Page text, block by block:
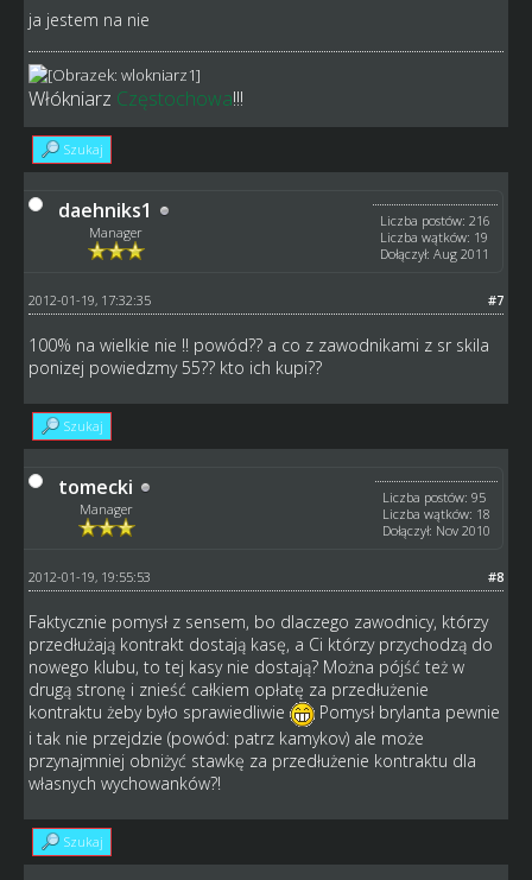
ja jestem na nie
Włókniarz Częstochowa!!!
Szukaj
daehniks1
Manager
Liczba postów: 216
Liczba wątków: 19
Dołączył: Aug 2011
#7
2012-01-19, 17:32:35
100% na wielkie nie !! powód?? a co z zawodnikami z sr skila
ponizej powiedzmy 55?? kto ich kupi??
Szukaj
tomecki
Manager
Liczba postów: 95
Liczba wątków: 18
Dołączył: Nov 2010
#8
2012-01-19, 19:55:53
Faktycznie pomysł z sensem, bo dlaczego zawodnicy, którzy
przedłużają kontrakt dostają kasę, a Ci którzy przychodzą do
nowego klubu, to tej kasy nie dostają? Można pójść też w
drugą stronę i znieść całkiem opłatę za przedłużenie
kontraktu żeby było sprawiedliwie
Pomysł brylanta pewnie
i tak nie przejdzie (powód: patrz kamykov) ale może
przynajmniej obniżyć stawkę za przedłużenie kontraktu dla
własnych wychowanków?!
Szukaj